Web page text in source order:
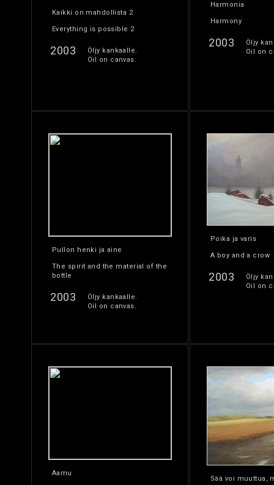
Kaikki on mahdollista 2
Everything is possible 2
2003
Öljy kankaalle.
Oil on canvas.
Harmonia
Harmony
2003
Öljy
Oil on
Pullon henki ja aine
The spirit and the material of the
bottle
2003
Öljy kankaalle.
Oil on canvas.
Poika ja varis
A boy and a crow
2003
Öljy
Oil on
Aamu
Sää voi muuttua,